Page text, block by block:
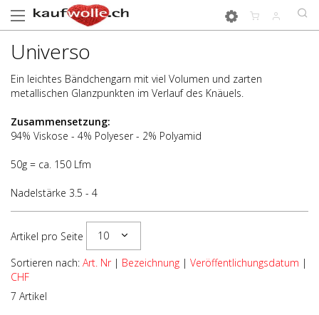
Universo
Ein leichtes Bändchengarn mit viel Volumen und zarten
metallischen Glanzpunkten im Verlauf des Knäuels.
Zusammensetzung:
94% Viskose - 4% Polyeser - 2% Polyamid
50g = ca. 150 Lfm
Nadelstärke 3.5 - 4
Artikel pro Seite
10
Sortieren nach: Art. Nr| Bezeichnung | Veröffentlichungsdatum |
CHF
7 Artikel